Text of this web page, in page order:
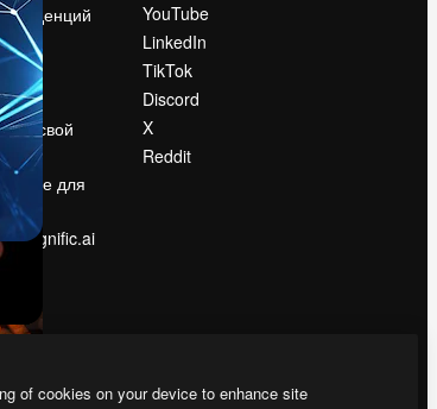
тенденций
свой
для
magnific.ai
YouTube
LinkedIn
TikTok
Discord
X
Reddit
of cookies on your device to enhance site